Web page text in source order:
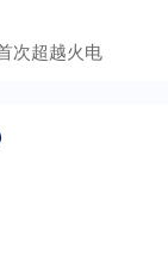
次超越火电